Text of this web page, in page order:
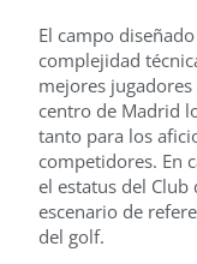
El campo
complejidad
mejores
centro de Madrid
tanto para los
competidores. En
el estatus del
escenario de
del golf.